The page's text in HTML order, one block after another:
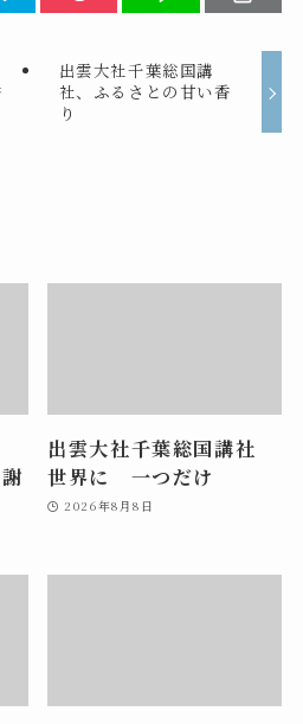
出雲大社千葉総国講
社、ふるさとの甘い香
り
出雲大社千葉総国講社
世界に 一つだけ
2026年8月8日